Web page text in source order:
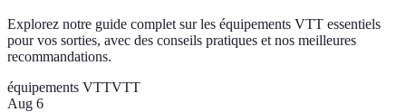
Explorez notre guide complet sur les équipements VTT essentiels
pour vos sorties, avec des conseils pratiques et nos meilleures
recommandations.
équipements VTTVTT
Aug 6